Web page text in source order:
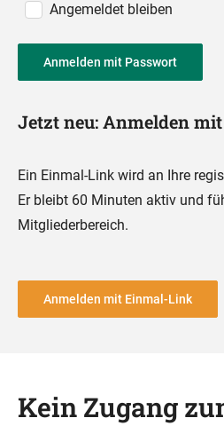
Angemeldet bleiben
Anmelden mit Passwort
Jetzt neu: Anmelden
Ein Einmal-Link wird an Ihre
Er bleibt 60 Minuten aktiv und
Mitgliederbereich.
Anmelden mit Einmal-Link
Kein Zugang